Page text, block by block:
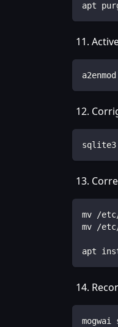
apt
sqlite3
mv /
mv /
apt